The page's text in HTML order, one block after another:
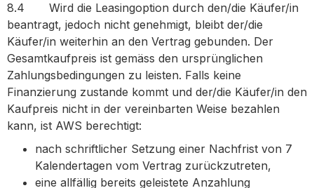
8.4 Wird die Leasingoption durch den/die Käufer/in
beantragt, jedoch nicht genehmigt, bleibt der/die
Käufer/in weiterhin an den Vertrag gebunden. Der
Gesamtkaufpreis ist gemäss den ursprünglichen
Zahlungsbedingungen zu leisten. Falls keine
Finanzierung zustande kommt und der/die Käufer/in den
Kaufpreis nicht in der vereinbarten Weise bezahlen
kann, ist AWS berechtigt:
nach schriftlicher Setzung einer Nachfrist von 7
Kalendertagen vom Vertrag zurückzutreten,
eine allfällig bereits geleistete Anzahlung